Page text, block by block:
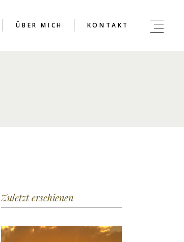
ÜBER MICH KONTAKT
Zuletzt erschienen